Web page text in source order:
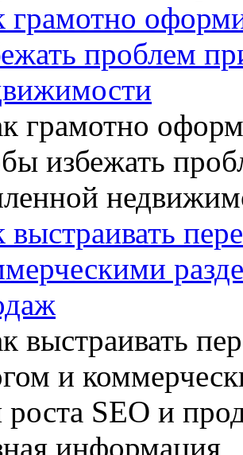
грамотно
проблем
выстраивать
информация